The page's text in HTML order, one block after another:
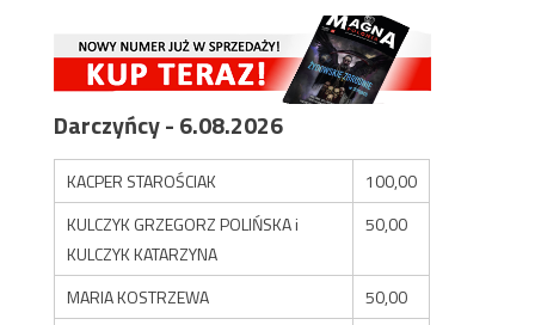
Darczyńcy - 6.08.2026
KACPER STAROŚCIAK
100,00
KULCZYK GRZEGORZ POLIŃSKA i
KULCZYK KATARZYNA
50,00
MARIA KOSTRZEWA
50,00